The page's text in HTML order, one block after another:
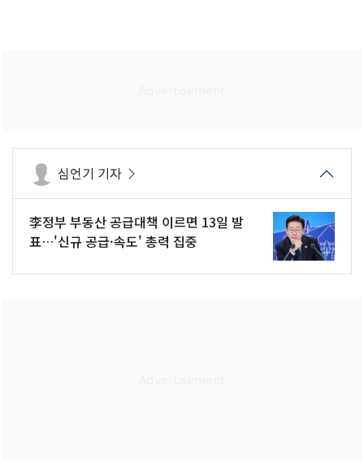
심언기 기자
李정부 부동산 공급대책 이르면 13일 발
표…'신규 공급·속도' 총력 집중